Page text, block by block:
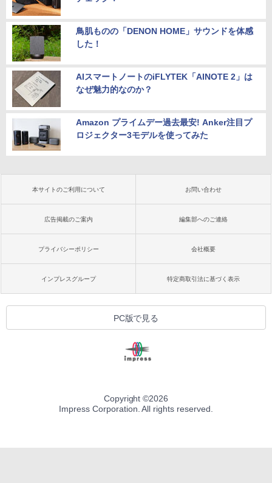
鳥肌ものの「DENON HOME」サウンドを体感
した！
AIスマートノートのiFLYTEK「AINOTE 2」は
なぜ魅力的なのか？
Amazon プライムデー過去最安! Anker注目プ
ロジェクター3モデルを使ってみた
本サイトのご利用について お問い合わせ
広告掲載のご案内 編集部へのご連絡
プライバシーポリシー 会社概要
インプレスグループ 特定商取引法に基づく表示
PC版で見る
Copyright ©2026
Impress Corporation. All rights reserved.